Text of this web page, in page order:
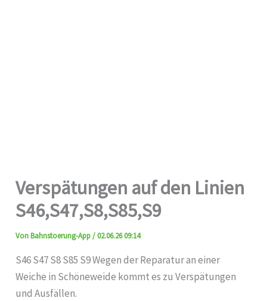
Verspätungen auf den Linien
S46,S47,S8,S85,S9
VonBahnstoerung-App/ 02.06.26 09:14
S46 S47 S8 S85 S9 Wegen der Reparatur an einer
Weiche in Schöneweide kommt es zu Verspätungen
und Ausfällen.